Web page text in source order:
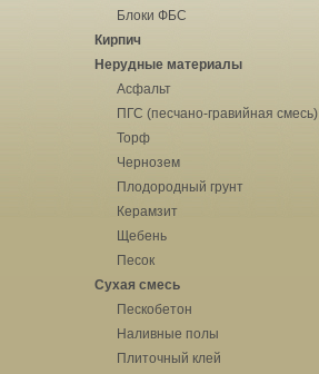
Блоки ФБС
Кирпич
Нерудные материалы
Асфальт
ПГС (песчано-гравийная смесь)
Торф
Чернозем
Плодородный грунт
Керамзит
Щебень
Песок
Сухая смесь
Пескобетон
Наливные полы
Плиточный клей